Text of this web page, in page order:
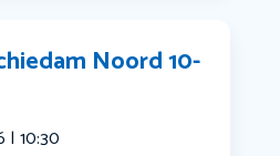
Noord 10-
| 10:30